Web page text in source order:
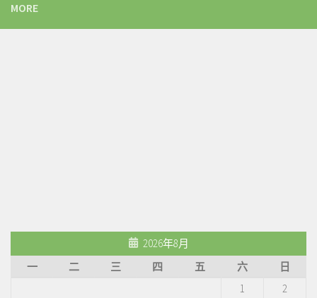
MORE
2026年8月
一
二 三 四 五 六 日
1
2